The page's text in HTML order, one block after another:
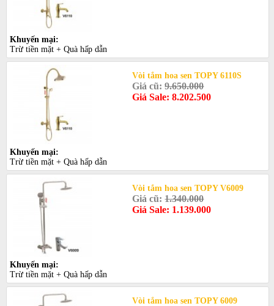
Khuyến mại:
Trừ tiền mặt + Quà hấp dẫn
Vòi tắm hoa sen TOPY 6110S
Giá cũ:9.650.000
Giá Sale: 8.202.500
Khuyến mại:
Trừ tiền mặt + Quà hấp dẫn
Vòi tắm hoa sen TOPY V6009
Giá cũ:1.340.000
Giá Sale: 1.139.000
Khuyến mại:
Trừ tiền mặt + Quà hấp dẫn
Vòi tắm hoa sen TOPY 6009